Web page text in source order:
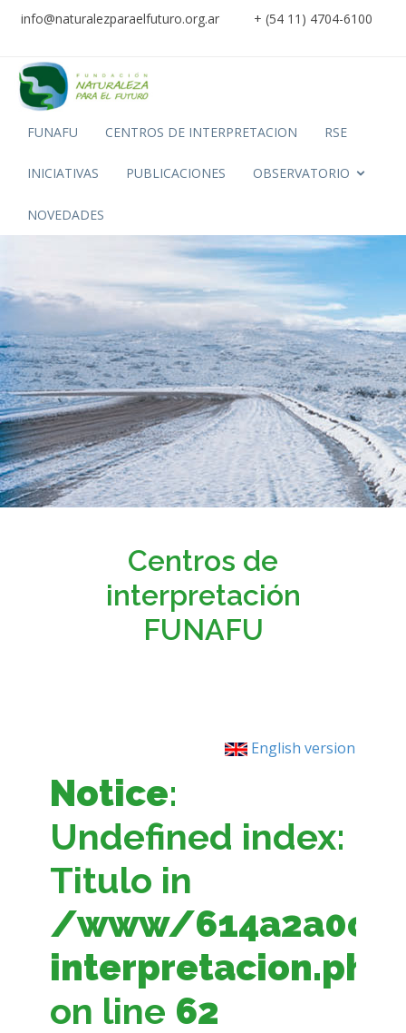
info@naturalezparaelfuturo.org.ar + (54 11) 4704-6100
FUNAFU CENTROS DE INTERPRETACION RSE
INICIATIVAS PUBLICACIONES OBSERVATORIO
NOVEDADES
Centros de
interpretación
FUNAFU
English version
Notice:
Undefined index:
Titulo in
/www/
interpretacion.php
on line 62